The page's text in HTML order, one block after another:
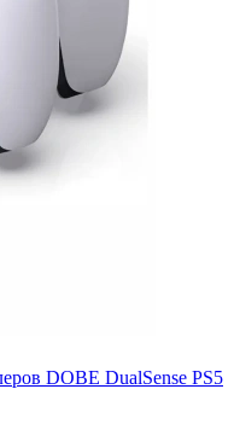
DOBE DualSense PS5